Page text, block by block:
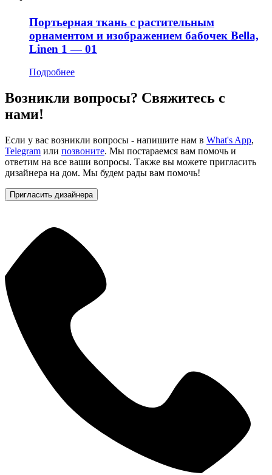
Портьерная ткань с растительным
орнаментом и изображением бабочек Bella,
Linen 1 — 01
Подробнее
Возникли вопросы? Свяжитесь с
нами!
Если у вас возникли вопросы - напишите нам в What's App,
Telegram или позвоните. Мы постараемся вам помочь и
ответим на все ваши вопросы. Также вы можете пригласить
дизайнера на дом. Мы будем рады вам помочь!
Пригласить дизайнера